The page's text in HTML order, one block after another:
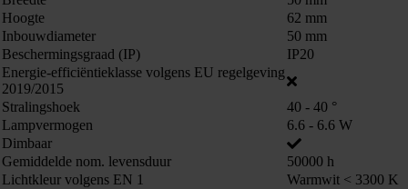
Hoogte
62 mm
Inbouwdiameter
50 mm
Beschermingsgraad (IP)
IP20
Energie-efficiëntieklasse volgens EU regelgeving
2019/2015
Stralingshoek
40 - 40 °
Lampvermogen
6.6 - 6.6 W
Dimbaar
Gemiddelde nom. levensduur
50000 h
Lichtkleur volgens EN 1
Warmwit < 3300 K